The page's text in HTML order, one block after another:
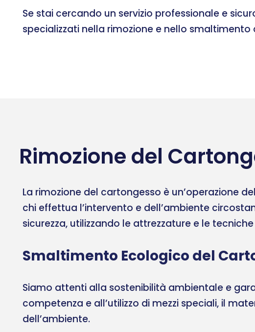
Se stai cercando un servizio professionale e
specializzati nella rimozione e nello
Rimozione del
La rimozione del cartongesso è un’operazione
chi effettua l’intervento e dell’ambiente
sicurezza, utilizzando le attrezzature e le
Smaltimento Ecologico del
Siamo attenti alla sostenibilità ambientale e
competenza e all’utilizzo di mezzi speciali, il
dell’ambiente.